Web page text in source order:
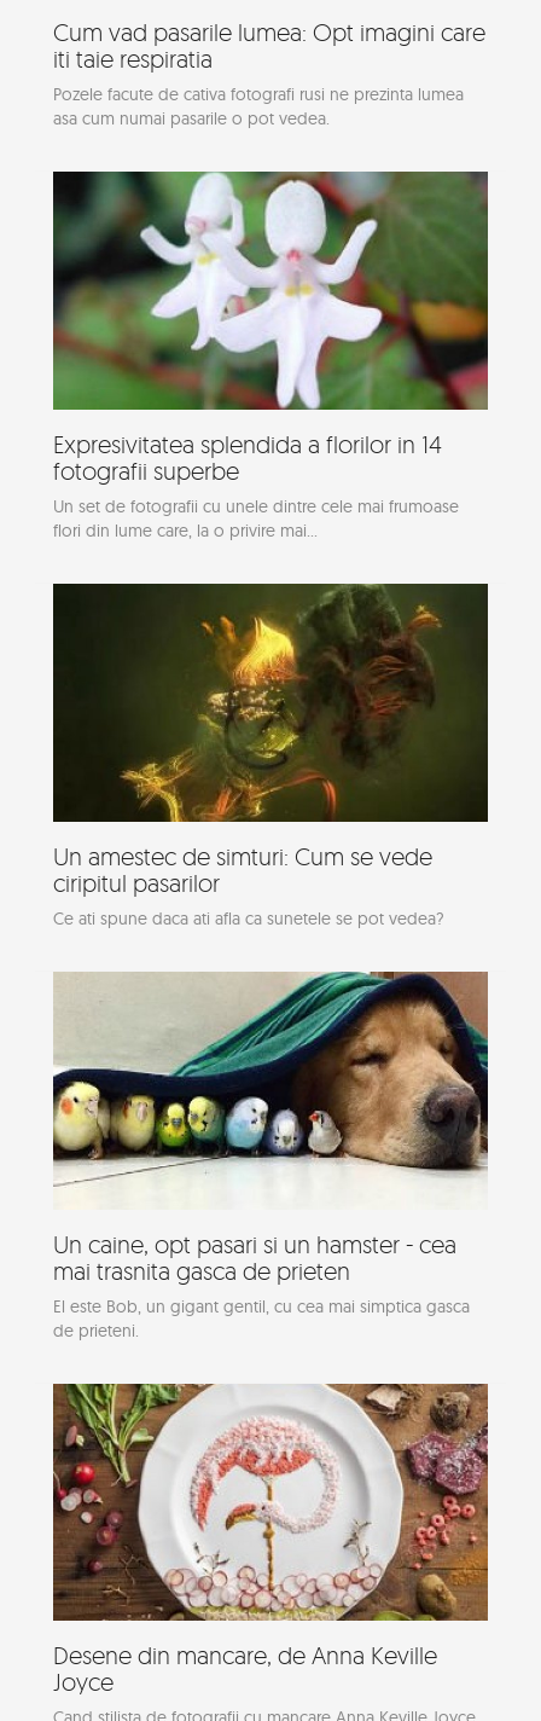
Cum vad pasarile lumea: Opt imagini care
iti taie respiratia
Pozele facute de cativa fotografi rusi ne prezinta lumea
asa cum numai pasarile o pot vedea.
Expresivitatea splendida a florilor in 14
fotografii superbe
Un set de fotografii cu unele dintre cele mai frumoase
flori din lume care, la o privire mai...
Un amestec de simturi: Cum se vede
ciripitul pasarilor
Ce ati spune daca ati afla ca sunetele se pot vedea?
Un caine, opt pasari si un hamster - cea
mai trasnita gasca de prieten
El este Bob, un gigant gentil, cu cea mai simptica gasca
de prieteni.
Desene din mancare, de Anna Keville
Joyce